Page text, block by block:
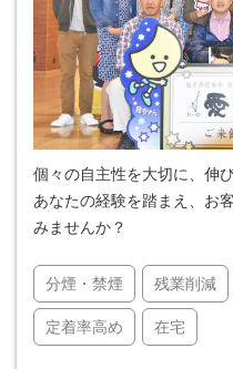
個々の自主性を大切に、伸
あなたの経験を踏まえ、お
みませんか？
分煙・禁煙 残業削減
定着率高め 在宅